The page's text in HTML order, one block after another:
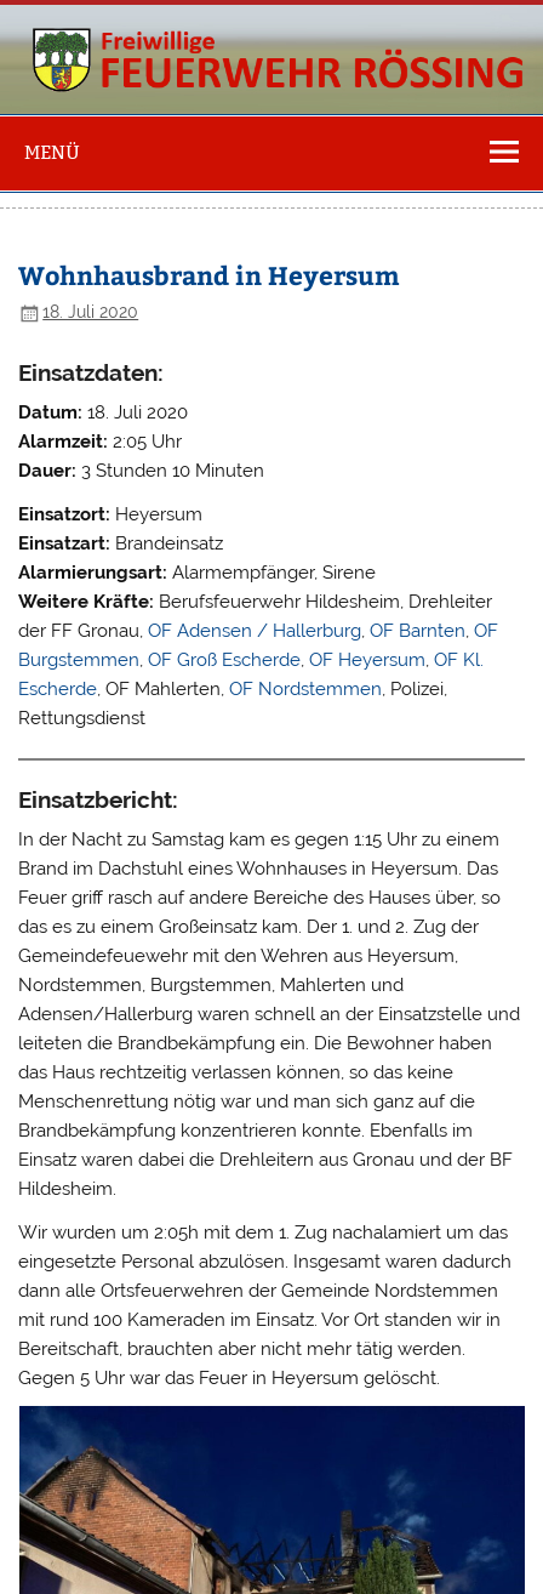
Freiwillige
Feuerwehr
Rössing
MENÜ
Wohnhausbrand in Heyersum
18. Juli 2020
Einsatzdaten:
Datum: 18. Juli 2020
Alarmzeit: 2:05 Uhr
Dauer: 3 Stunden 10 Minuten
Einsatzort: Heyersum
Einsatzart: Brandeinsatz
Alarmierungsart: Alarmempfänger, Sirene
Weitere Kräfte: Berufsfeuerwehr Hildesheim, Drehleiter
der FF Gronau,OF Adensen / Hallerburg ,OF Barnten ,OF
Burgstemmen ,OF Groß Escherde ,OF Heyersum ,OF Kl.
Escherde , OF Mahlerten,OF Nordstemmen , Polizei,
Rettungsdienst
Einsatzbericht:
In der Nacht zu Samstag kam es gegen 1:15 Uhr zu einem
Brand im Dachstuhl eines Wohnhauses in Heyersum. Das
Feuer griff rasch auf andere Bereiche des Hauses über, so
das es zu einem Großeinsatz kam. Der 1. und 2. Zug der
Gemeindefeuewehr mit den Wehren aus Heyersum,
Nordstemmen, Burgstemmen, Mahlerten und
Adensen/Hallerburg waren schnell an der Einsatzstelle und
leiteten die Brandbekämpfung ein. Die Bewohner haben
das Haus rechtzeitig verlassen können, so das keine
Menschenrettung nötig war und man sich ganz auf die
Brandbekämpfung konzentrieren konnte. Ebenfalls im
Einsatz waren dabei die Drehleitern aus Gronau und der BF
Hildesheim.
Wir wurden um 2:05h mit dem 1. Zug nachalamiert um das
eingesetzte Personal abzulösen. Insgesamt waren dadurch
dann alle Ortsfeuerwehren der Gemeinde Nordstemmen
mit rund 100 Kameraden im Einsatz. Vor Ort standen wir in
Bereitschaft, brauchten aber nicht mehr tätig werden.
Gegen 5 Uhr war das Feuer in Heyersum gelöscht.